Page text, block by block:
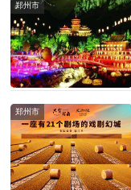
郑州市
郑州市